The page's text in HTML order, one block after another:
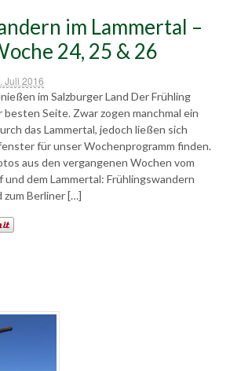
im Lammertal –
24, 25 & 26
Juli 2016
im Salzburger Land Der Frühling
Seite. Zwar zogen manchmal ein
das Lammertal, jedoch ließen sich
für unser Wochenprogramm finden.
aus den vergangenen Wochen vom
dem Lammertal: Frühlingswandern
zum Berliner […]